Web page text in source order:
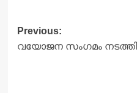
Post
navigation
Previous:
വയോജന സംഗമം നടത്തി